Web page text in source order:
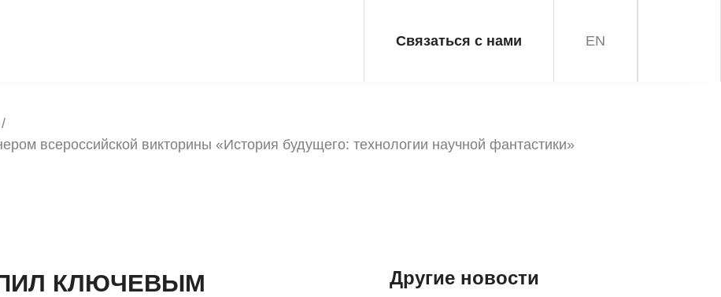
Связаться с нами EN
всероссийской викторины «История будущего: технологии научной фантастики»
КЛЮЧЕВЫМ
Другие новости